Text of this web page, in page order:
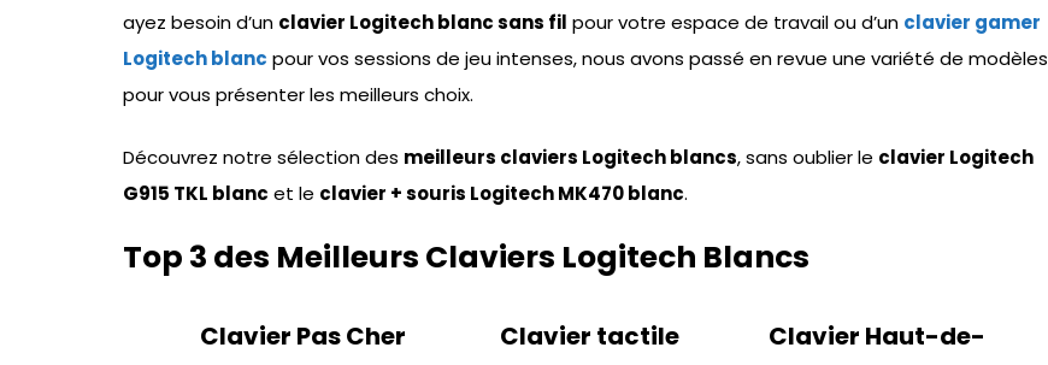
ayez besoin d’un clavier Logitech blanc sans fil pour votre espace de travail ou d’un clavier gamer
Logitech blanc pour vos sessions de jeu intenses, nous avons passé en revue une variété de modèles
pour vous présenter les meilleurs choix.
Découvrez notre sélection des meilleurs claviers Logitech blancs, sans oublier le clavier Logitech
G915 TKL blanc et le clavier + souris Logitech MK470 blanc.
Top 3 des Meilleurs Claviers Logitech Blancs
Clavier Pas Cher Clavier tactile
Clavier Haut-de-